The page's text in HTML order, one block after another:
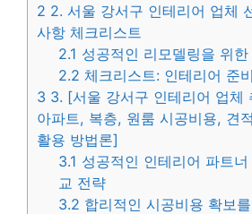
2 2. 서울 강서구 인테리어 업체
사항 체크리스트
2.1 성공적인 리모델링을 위
2.2 체크리스트: 인테리어 준
3 3. [서울 강서구 인테리어 업체
아파트, 복층, 원룸 시공비용, 견
활용 방법론]
3.1 성공적인 인테리어 파트
교 전략
3.2 합리적인 시공비용 확보